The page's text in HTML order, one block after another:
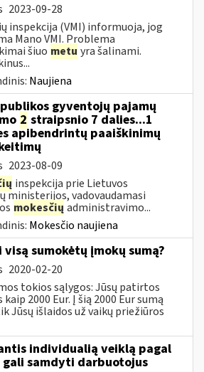
2023-09-28
inspekcija (VMI) informuoja, jog
Mano VMI. Problema
šiuo metu yra šalinami.
Naujiena
gyventojų pajamų
2 straipsnio 7 dalies...1
apibendrintų paaiškinimų
2023-08-09
inspekcija prie Lietuvos
ministerijos, vadovaudamasi
mokesčių administravimo...
Mokesčio naujiena
sumokėtų įmokų sumą?
2020-02-20
tokios sąlygos: Jūsų patirtos
2000 Eur. Į šią 2000 Eur sumą
Jūsų išlaidos už vaikų priežiūros
individualią veiklą pagal
samdyti darbuotojus